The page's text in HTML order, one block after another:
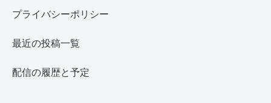
プライバシーポリシー
最近の投稿一覧
配信の履歴と予定